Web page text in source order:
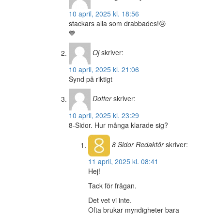
10 april, 2025 kl. 18:56
stackars alla som drabbades!😢
💙
Oj skriver:
10 april, 2025 kl. 21:06
Synd på riktigt
Dotter skriver:
10 april, 2025 kl. 23:29
8-Sidor. Hur många klarade sig?
8 SidorRedaktör skriver:
11 april, 2025 kl. 08:41
Hej!
Tack för frågan.
Det vet vi inte.
Ofta brukar myndigheter bara